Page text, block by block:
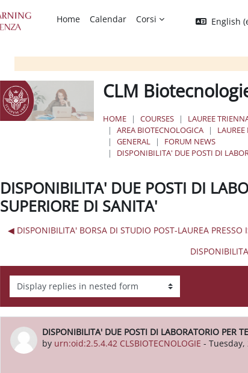
Home Calendar Corsi English
CLM
HOME COURSES LAUREE
AREA BIOTECNOLOGICA
GENERAL
FORUM NEWS
DISPONIBILITA' DUE POSTI DI
DISPONIBILITA' DUE POSTI DI
SUPERIORE DI SANITA'
◀︎ DISPONIBILITA' BORSA DI STUDIO POST-LAUREA
Display mode
DISPONIBILITA' DUE POSTI DI LABORATORIO PER
by urn:oid:2.5.4.42 CLSBIOTECNOLOGIE - Tuesday,
Number of replies: 0